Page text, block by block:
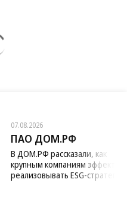
07.08.2026
ПАО ДОМ.РФ
В ДОМ.РФ рассказали, как
крупным компаниям
реализовывать ESG-стратегию